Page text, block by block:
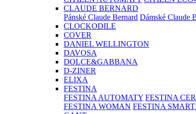
CLAUDE BERNARD
Pánské Claude Bernard Dámské Claude
CLOCKODILE
COVER
DANIEL WELLINGTON
DAVOSA
DOLCE&GABBANA
D-ZINER
ELIXA
FESTINA
FESTINA AUTOMATY FESTINA
FESTINA WOMAN FESTINA